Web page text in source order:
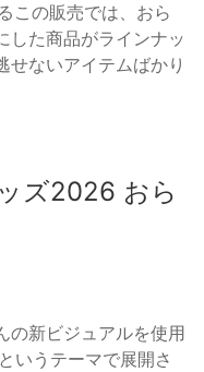
この販売では、おら
した商品がラインナッ
せないアイテムばかり
ズ2026 おら
の新ビジュアルを使用
いうテーマで展開さ